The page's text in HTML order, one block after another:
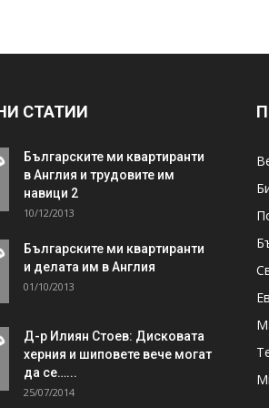
СТАТИИ
Българските ми квартиранти
в Англия и трудовите им
навици 2
10/12/2013
Българските ми квартиранти
и делата им в Англия
01/10/2013
Д-р Илиян Стоев: Дисковата
херния и шиповете вече могат
да се…...
25/07/2014